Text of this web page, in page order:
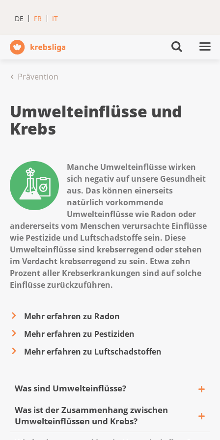
DE FR IT
Prävention
Umwelteinflüsse und
Krebs
Manche Umwelteinflüsse wirken
sich negativ auf unsere Gesundheit
aus. Das können einerseits
natürlich vorkommende
Umwelteinflüsse wie Radon oder
andererseits vom Menschen verursachte Einflüsse
wie Pestizide und Luftschadstoffe sein. Diese
Umwelteinflüsse sind krebserregend oder stehen
im Verdacht krebserregend zu sein. Etwa zehn
Prozent aller Krebserkrankungen sind auf solche
Einflüsse zurückzuführen.
Mehr erfahren zu Radon
Mehr erfahren zu Pestiziden
Mehr erfahren zu Luftschadstoffen
Was sind Umwelteinflüsse?
Das sind Einflüsse, die sich auf den
Menschen auswirken und von der Umwelt
Was ist der Zusammenhang zwischen
Umwelteinflüssen und Krebs?